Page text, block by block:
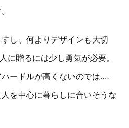
し、何よりデザインも大切
に贈るには少し勇気が必要。
ードルが高くないのでは‥‥
を中心に暮らしに合いそうな